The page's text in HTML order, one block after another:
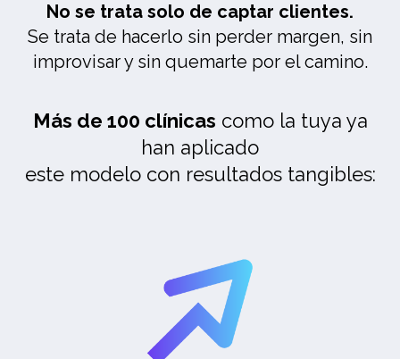
No se trata solo de captar clientes.
Se trata de hacerlo sin perder margen, sin
improvisar y sin quemarte por el camino.
Más de 100 clínicas como la tuya ya
han aplicado
este modelo con resultados tangibles: